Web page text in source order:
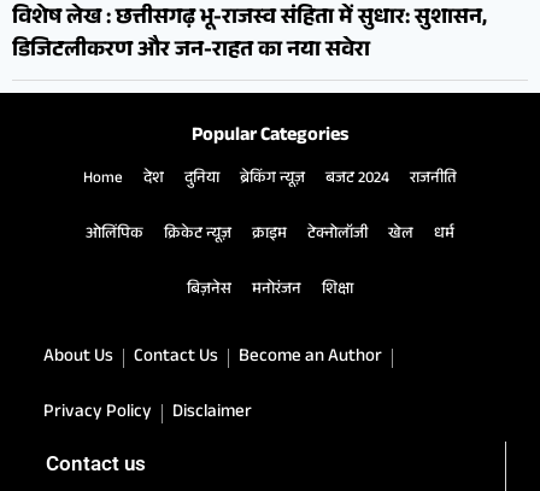
विशेष लेख : छत्तीसगढ़ भू-राजस्व संहिता में सुधार: सुशासन,
डिजिटलीकरण और जन-राहत का नया सवेरा
Popular Categories
Home देश दुनिया ब्रेकिंग न्यूज़ बजट 2024 राजनीति
ओलिंपिक क्रिकेट न्यूज़ क्राइम टेक्नोलॉजी खेल धर्म
बिज़नेस मनोरंजन शिक्षा
About Us Contact Us
Become an Author
Privacy Policy
Disclaimer
Contact us